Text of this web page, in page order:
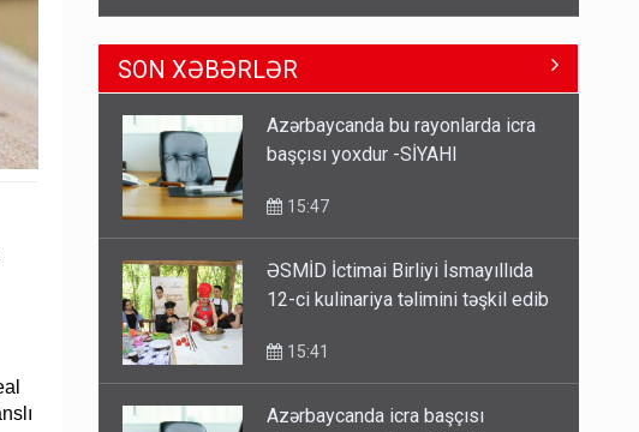
Geri çağırılan səfir Abel
Məhərrəmovun oğludur - DOSYE
hüquq və vəzifələr verilib
Kartdan karta istədiyiniz qədər
11:06
SON XƏBƏRLƏR
Azərbaycanda bu rayonlarda icra
başçısı yoxdur -SİYAHI
15:47
ƏSMİD İctimai Birliyi İsmayıllıda
12-ci kulinariya təlimini təşkil edib
15:41
Azərbaycanda icra başçısı